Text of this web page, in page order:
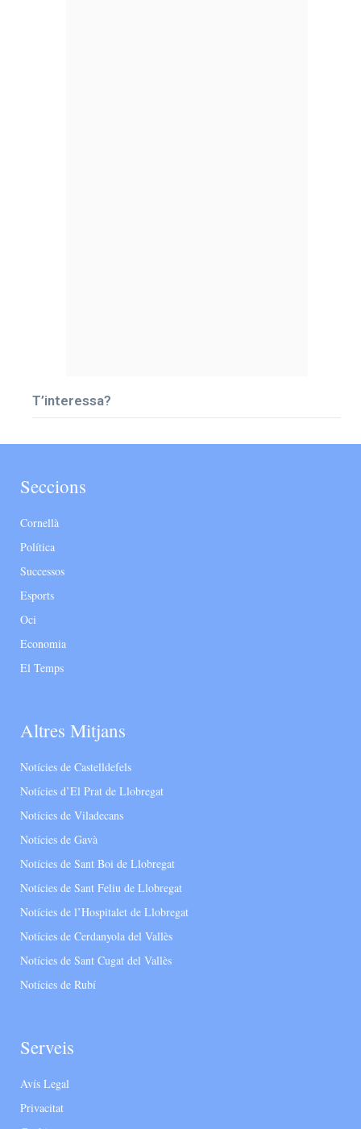
T’interessa?
Seccions
Cornellà
Política
Successos
Esports
Oci
Economia
El Temps
Altres Mitjans
Notícies de Castelldefels
Notícies d’El Prat de Llobregat
Notícies de Viladecans
Notícies de Gavà
Notícies de Sant Boi de Llobregat
Notícies de Sant Feliu de Llobregat
Notícies de l’Hospitalet de Llobregat
Notícies de Cerdanyola del Vallès
Notícies de Sant Cugat del Vallès
Notícies de Rubí
Serveis
Avís Legal
Privacitat